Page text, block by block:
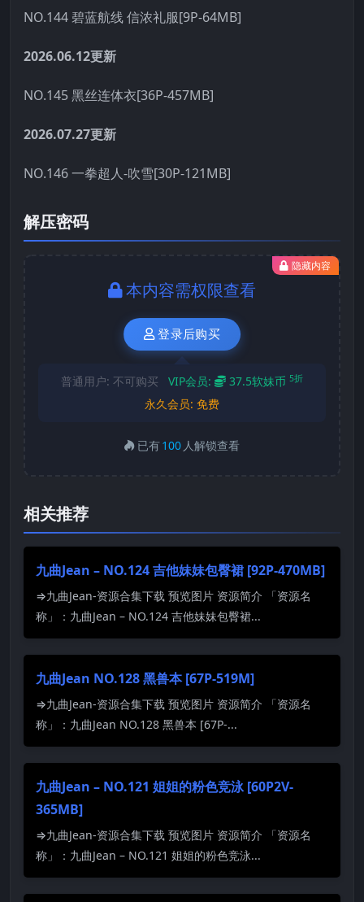
NO.144 碧蓝航线 信浓礼服[9P-64MB]
2026.06.12更新
NO.145 黑丝连体衣[36P-457MB]
2026.07.27更新
NO.146 一拳超人-吹雪[30P-121MB]
解压密码
隐藏内容
本内容需权限查看
登录后购买
普通用户: 不可购买 VIP会员: 37.5软妹币 5折
永久会员: 免费
已有100 人解锁查看
相关推荐
九曲Jean – NO.124 吉他妹妹包臀裙 [92P-470MB]
⇒九曲Jean-资源合集下载 预览图片 资源简介 「资源名
称」：九曲Jean – NO.124 吉他妹妹包臀裙...
九曲Jean NO.128 黑兽本 [67P-519M]
⇒九曲Jean-资源合集下载 预览图片 资源简介 「资源名
称」：九曲Jean NO.128 黑兽本 [67P-...
九曲Jean – NO.121 姐姐的粉色竞泳 [60P2V-
365MB]
⇒九曲Jean-资源合集下载 预览图片 资源简介 「资源名
称」：九曲Jean – NO.121 姐姐的粉色竞泳...